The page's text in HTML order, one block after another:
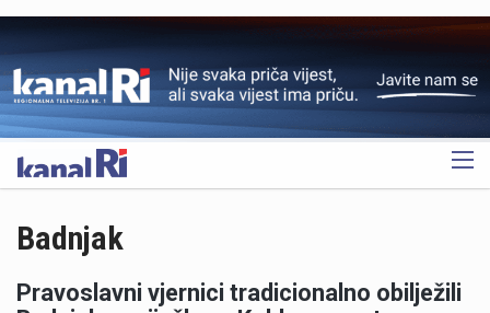
OGLAS
Badnjak
Pravoslavni vjernici tradicionalno obilježili